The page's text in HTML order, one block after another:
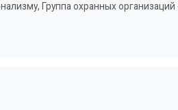
Группа охранных